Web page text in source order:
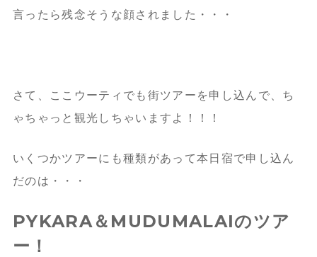
言ったら残念そうな顔されました・・・
さて、ここウーティでも街ツアーを申し込んで、ち
ゃちゃっと観光しちゃいますよ！！！
いくつかツアーにも種類があって本日宿で申し込ん
だのは・・・
PYKARA＆MUDUMALAIのツア
ー！